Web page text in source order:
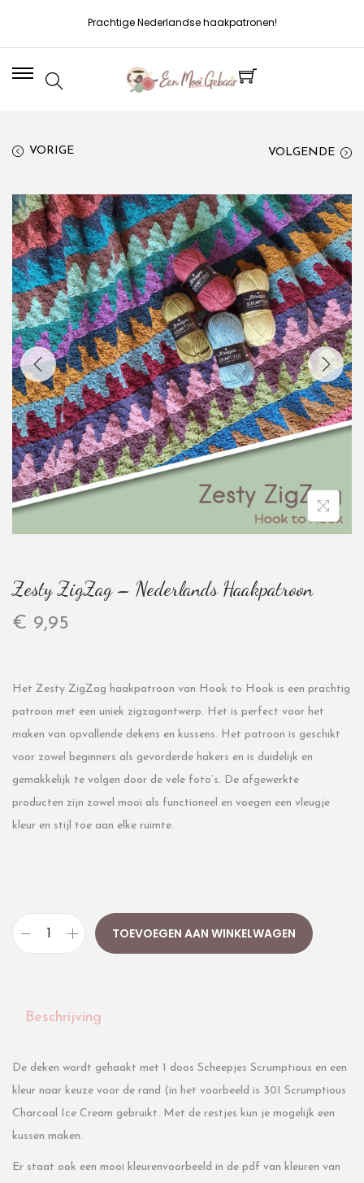
Prachtige Nederlandse haakpatronen!
VORIGE VOLGENDE
Zesty ZigZag – Nederlands Haakpatroon
€ 9,95
Het Zesty ZigZag haakpatroon van Hook to Hook is een prachtig
patroon met een uniek zigzagontwerp. Het is perfect voor het
maken van opvallende dekens en kussens. Het patroon is geschikt
voor zowel beginners als gevorderde hakers en is duidelijk en
gemakkelijk te volgen door de vele foto’s. De afgewerkte
producten zijn zowel mooi als functioneel en voegen een vleugje
kleur en stijl toe aan elke ruimte.
TOEVOEGEN AAN WINKELWAGEN
Beschrijving
De deken wordt gehaakt met 1 doos Scheepjes Scrumptious en een
kleur naar keuze voor de rand (in het voorbeeld is 301 Scrumptious
Charcoal Ice Cream gebruikt. Met de restjes kun je mogelijk een
kussen maken.
Er staat ook een mooi kleurenvoorbeeld in de pdf van kleuren van